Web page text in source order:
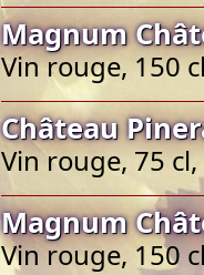
Magnum
Vin rouge, 150
Château
Vin rouge, 75 cl,
Magnum
Vin rouge, 150